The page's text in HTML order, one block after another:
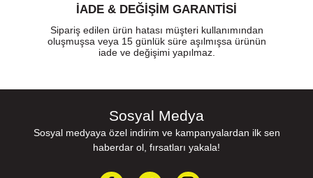
İADE & DEĞİŞİM GARANTİSİ
Sipariş edilen ürün hatası müşteri kullanımından
oluşmuşsa veya 15 günlük süre aşılmışsa ürünün
iade ve değişimi yapılmaz.
Sosyal Medya
Sosyal medyaya özel indirim ve kampanyalardan ilk sen
haberdar ol, fırsatları yakala!